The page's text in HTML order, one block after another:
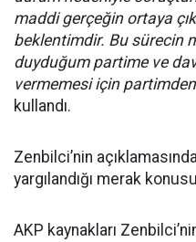
maddi gerçeğin ortaya
beklentimdir. Bu sürecin
duyduğum partime ve
vermemesi için
kullandı.
Zenbilci’nin
yargılandığı merak
AKP kaynakları